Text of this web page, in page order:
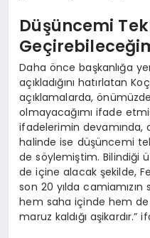
Düşüncemi
Daha önce başkanlığa
açıkladığını hatırlatan
açıklamalarda,
olmayacağımı ifade
ifadelerimin devamında,
halinde ise düşüncemi
de söylemiştim. Bilindiği
de içine alacak şekilde,
son 20 yılda
hem saha içinde hem de
maruz kaldığı aşikardır.”